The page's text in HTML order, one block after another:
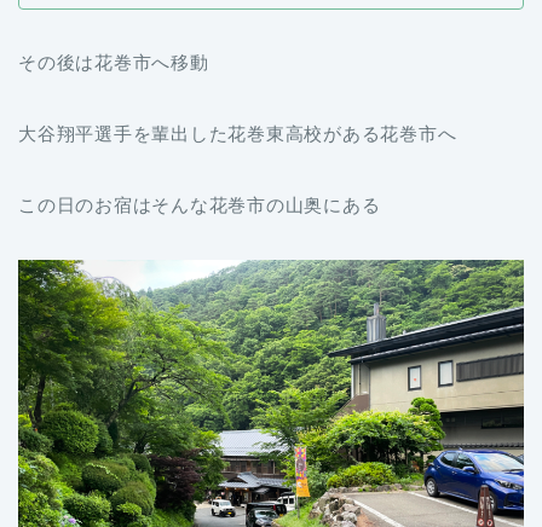
その後は花巻市へ移動
大谷翔平選手を輩出した花巻東高校がある花巻市へ
この日のお宿はそんな花巻市の山奥にある